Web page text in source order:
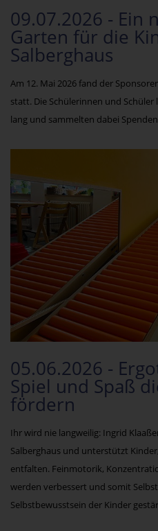
09.07.2026 - Ein
Garten für die
Salberghaus
Am 12. Mai 2026 fand der
statt. Die Schülerinnen und
lang und sammelten dabei
05.06.2026 -
Spiel und Spaß
fördern
Ihr wird nie langweilig: Ingrid
Salberghaus und unterstützt
entfalten. Feinmotorik,
werden verbessert und somit
Selbstbewusstsein der Kinder